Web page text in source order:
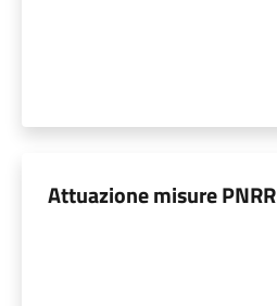
Attuazione misure PNRR